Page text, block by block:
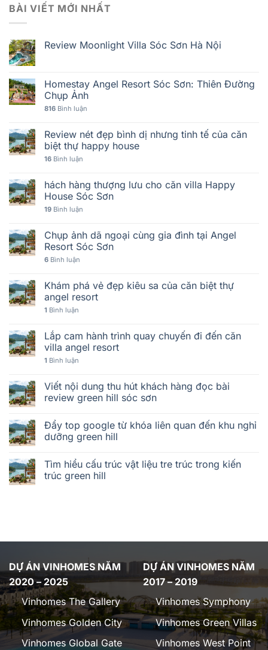
BÀI VIẾT MỚI NHẤT
Review Moonlight Villa Sóc Sơn Hà Nội
Homestay Angel Resort Sóc Sơn: Thiên Đường
Chụp Ảnh
816 Bình luận
Review nét đẹp bình dị nhưng tinh tế của căn
biệt thự happy house
16 Bình luận
hách hàng thượng lưu cho căn villa Happy
House Sóc Sơn
19 Bình luận
Chụp ảnh dã ngoại cùng gia đình tại Angel
Resort Sóc Sơn
6 Bình luận
Khám phá vẻ đẹp kiêu sa của căn biệt thự
angel resort
1 Bình luận
Lắp cam hành trình quay chuyến đi đến căn
villa angel resort
1 Bình luận
Viết nội dung thu hút khách hàng đọc bài
review green hill sóc sơn
Đẩy top google từ khóa liên quan đến khu nghỉ
dưỡng green hill
Tìm hiểu cấu trúc vật liệu tre trúc trong kiến
trúc green hill
DỰ ÁN VINHOMES NĂM
2020 – 2025
Vinhomes The Gallery
Vinhomes Golden City
Vinhomes Global Gate
DỰ ÁN VINHOMES NĂM
2017 – 2019
Vinhomes Symphony
Vinhomes Green Villas
Vinhomes West Point